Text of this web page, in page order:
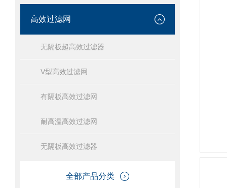
高效过滤网
无隔板超高效过滤器
V型高效过滤网
有隔板高效过滤网
耐高温高效过滤网
无隔板高效过滤器
全部产品分类